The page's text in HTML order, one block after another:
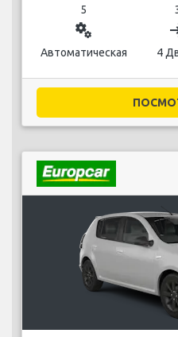
5
miscellaneous_services
Автоматическая 4